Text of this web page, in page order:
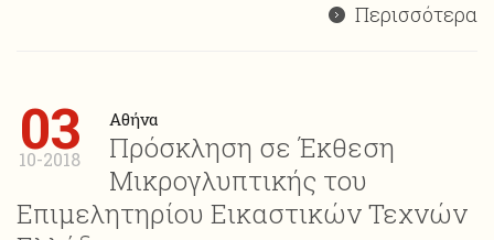
Περισσότερα
03
10-2018
Αθήνα
Πρόσκληση σε Έκθεση
Μικρογλυπτικής του
Επιμελητηρίου Εικαστικών Τεχνών